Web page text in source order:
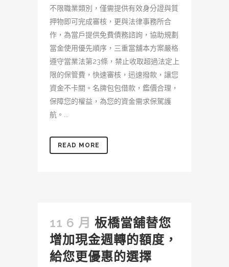
不限職業類別，僅需提供有效身分證與質
押物即可完成審核，更與法律事務所合
作，為當戶提供免費債務諮詢，協助規劃
當金使用優先順序，三重當舖本方案嚴格
遵守當業法第23條，禁止收取超過法定上
限的保管費，快速審核，迅速撥款，讓您
資金不卡關。名牌包包借款，鑑價合理，
保障您的權益，為您的資金需求保駕護
航。...
READ MORE
11 6 月 板橋當舖替您
增加現金週轉的額度，
給您更優惠的選擇